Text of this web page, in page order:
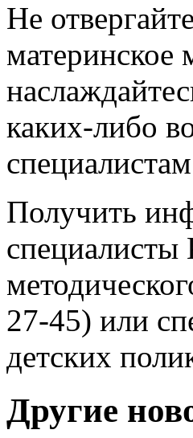
Не
каких-либо
Получить
специалисты
27-45) или
детских
Другие